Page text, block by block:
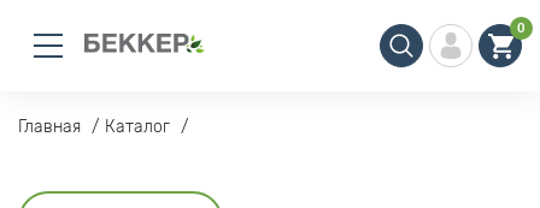
0
Главная Каталог